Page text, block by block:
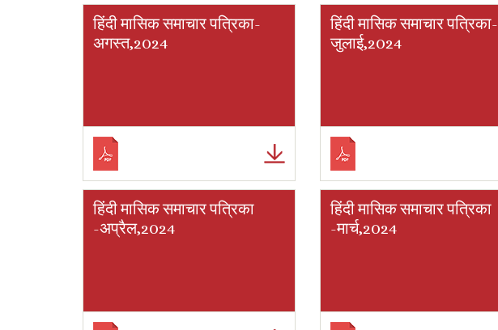
हिंदी मासिक समाचार पत्रिका-
अगस्त,2024
हिंदी मासिक समाचार पत्रिका-
जुलाई,2024
हिंदी मासिक समाचार पत्रिका
-अप्रैल,2024
हिंदी मासिक समाचार पत्रिका
-मार्च,2024